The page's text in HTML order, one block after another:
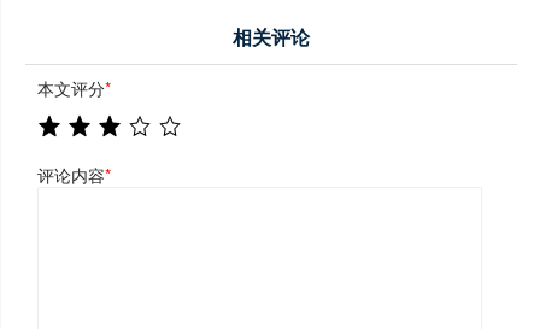
相关评论
本文评分*
评论内容*